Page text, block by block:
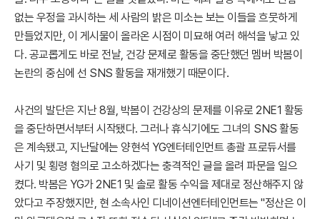
없는 우정을 과시하는 세 사람의 밝은 미소는 보는 이들을 흐뭇하게
만들었지만, 이 게시물이 올라온 시점이 미묘해 여러 해석을 낳고 있
다. 공교롭게도 바로 전날, 건강 문제로 활동을 중단했던 멤버 박봄이
논란의 중심에 선 SNS 활동을 재개했기 때문이다.
사건의 발단은 지난 8월, 박봄이 건강상의 문제를 이유로 2NE1 활동
을 중단하면서부터 시작됐다. 그러나 휴식기에도 그녀의 SNS 활동
은 계속됐고, 지난달에는 양현석 YG엔터테인먼트 총괄 프로듀서를
사기 및 횡령 혐의로 고소하겠다는 충격적인 글을 올려 파문을 일으
켰다. 박봄은 YG가 2NE1 및 솔로 활동 수익을 제대로 정산해주지 않
았다고 주장했지만, 현 소속사인 디네이션엔터테인먼트는 "정산은 이